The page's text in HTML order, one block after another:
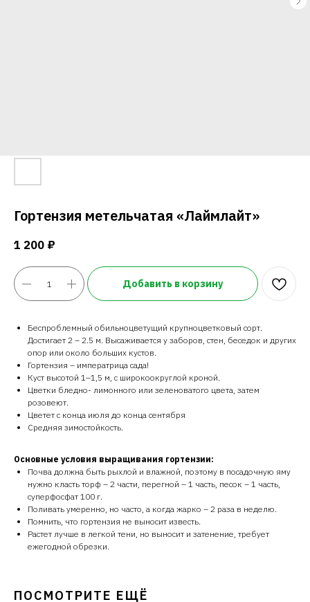
Гортензия метельчатая «Лаймлайт»
1 200 ₽
Добавить в корзину
Беспроблемный обильноцветущий крупноцветковый сорт.
Достигает 2 – 2.5 м. Высаживается у заборов, стен, беседок и других
опор или около больших кустов.
Гортензия – императрица сада!
Куст высотой 1–1,5 м, с широкоокруглой кроной.
Цветки бледно- лимонного или зеленоватого цвета, затем
розовеют.
Цветет с конца июля до конца сентября
Cредняя зимостойкость.
Основные условия выращивания гортензии:
Почва должна быть рыхлой и влажной, поэтому в посадочную яму
нужно класть торф – 2 части, перегной – 1 часть, песок – 1 часть,
суперфосфат 100 г.
Поливать умеренно, но часто, а когда жарко – 2 раза в неделю.
Помнить, что гортензия не выносит известь.
Растет лучше в легкой тени, но выносит и затенение, требует
ежегодной обрезки.
ПОСМОТРИТЕ ЕЩЁ